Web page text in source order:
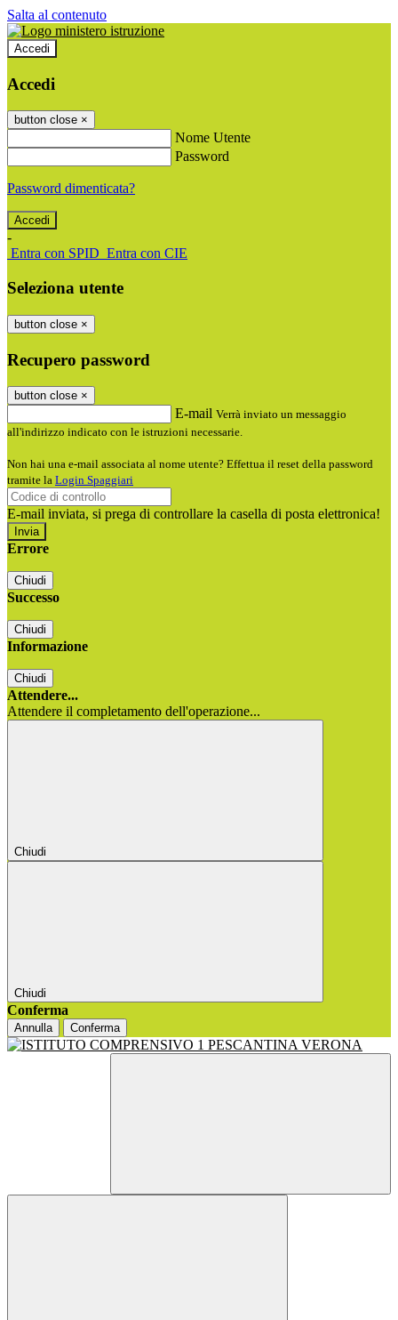
Salta al contenuto
Accedi
Accedi
button close ×
Nome Utente
Password
Password dimenticata?
-
Entra con SPID Entra con CIE
Seleziona utente
button close ×
Recupero password
button close ×
E-mail Verrà inviato un messaggio
all'indirizzo indicato con le istruzioni necessarie.
Non hai una e-mail associata al nome utente? Effettua il reset della password
tramite la Login Spaggiari
E-mail inviata, si prega di controllare la casella di posta elettronica!
Errore
Chiudi
Successo
Chiudi
Informazione
Chiudi
Attendere...
Attendere il completamento dell'operazione...
Chiudi
Chiudi
Conferma
Annulla Conferma